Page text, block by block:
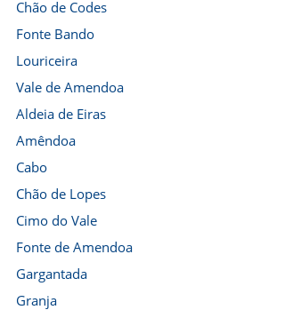
Chão de Codes
Fonte Bando
Louriceira
Vale de Amendoa
Aldeia de Eiras
Amêndoa
Cabo
Chão de Lopes
Cimo do Vale
Fonte de Amendoa
Gargantada
Granja